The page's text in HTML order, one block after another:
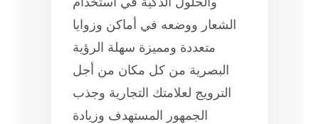
الشعار ووضعه في أماكن وزوايا
متعددة ومميزة سهلة الرؤية
البصرية من كل مكان من أجل
الترويج لعلامتك التجارية وجذب
الجمهور المستهدف وزيادة